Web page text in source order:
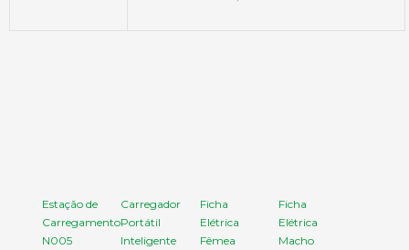
Estação de
Carregamento
N005
Carregador
Portátil
Inteligente
Ficha
Elétrica
Fêmea
Ficha
Elétrica
Macho